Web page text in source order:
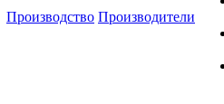
Производство Производители